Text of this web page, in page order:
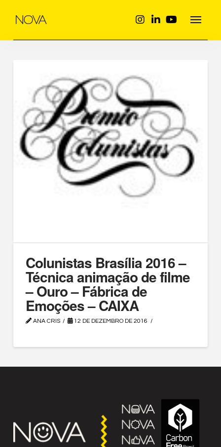
Colunistas Brasília 2016 –
Técnica animação de filme
– Ouro – Fábrica de
Emoções – CAIXA
ANA CRIS 12 DE DEZEMBRO DE 2016